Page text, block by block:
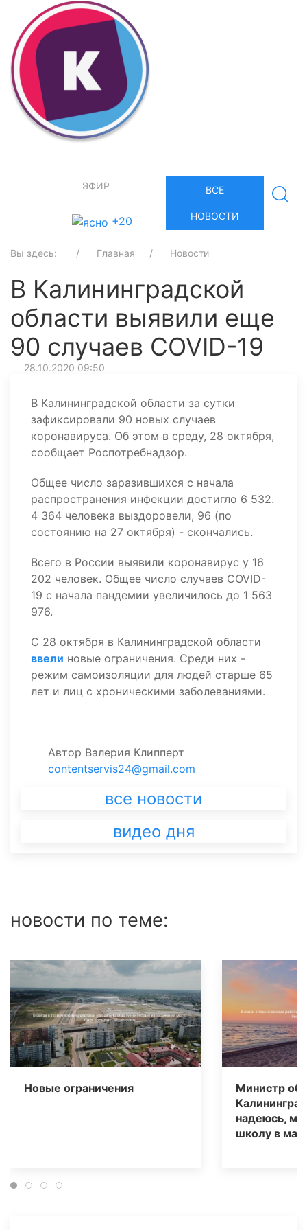
ЭФИР
+20
ВСЕ
НОВОСТИ
Вы здесь: Главная Новости
В Калининградской
области выявили еще
90 случаев COVID-19
28.10.2020 09:50
В Калининградской области за сутки
зафиксировали 90 новых случаев
коронавируса. Об этом в среду, 28 октября,
сообщает Роспотребнадзор.
Общее число заразившихся с начала
распространения инфекции достигло 6 532.
4 364 человека выздоровели, 96 (по
состоянию на 27 октября) - скончались.
Всего в России выявили коронавирус у 16
202 человек. Общее число случаев COVID-
19 c начала пандемии увеличилось до 1 563
976.
С 28 октября в Калининградской области
ввели новые ограничения. Среди них -
режим самоизоляции для людей старше 65
лет и лиц с хроническими заболеваниями.
Автор Валерия Клипперт
contentservis24@gmail.com
все новости
видео дня
новости по теме:
Новые ограничения
Министр
надеюсь,
школу в мае